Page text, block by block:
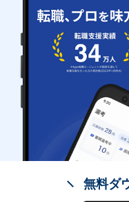
無料ダ